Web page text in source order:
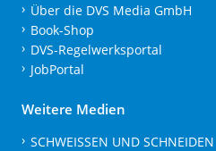
Über die DVS Media GmbH
Book-Shop
DVS-Regelwerksportal
JobPortal
Weitere Medien
SCHWEISSEN UND SCHNEIDEN